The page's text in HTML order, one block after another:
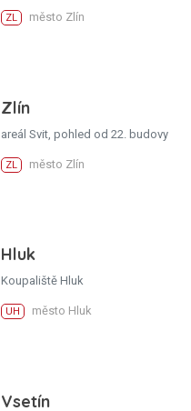
ZL město Zlín
Zlín
areál Svit, pohled od 22. budovy
ZL město Zlín
Hluk
Koupaliště Hluk
UH město Hluk
Vsetín